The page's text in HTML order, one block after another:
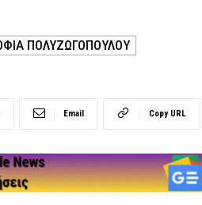
ΠΟΛΥΖΩΓΟΠΟΎΛΟΥ
Email Copy URL